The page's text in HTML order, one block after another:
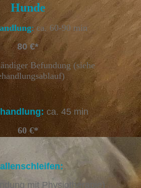
Hunde
:ca. 60-90 min
80 €*
Befundung (siehe
ca. 45 min
60 €*
mit Physiotherapie)